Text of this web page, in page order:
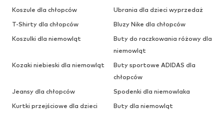
Koszule dla chłopców
Ubrania dla dzieci wyprzedaż
T-Shirty dla chłopców
Bluzy Nike dla chłopców
Koszulki dla niemowląt
Buty do raczkowania różowy dla
niemowląt
Kozaki niebieski dla niemowląt
Buty sportowe ADIDAS dla
chłopców
Jeansy dla chłopców
Spodenki dla niemowlaka
Kurtki przejściowe dla dzieci
Buty dla niemowląt